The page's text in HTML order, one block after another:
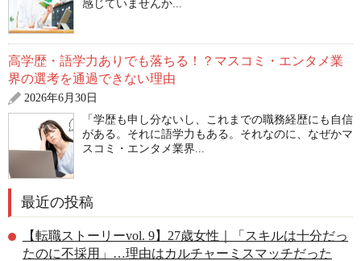
感じていませんか...
高学歴・語学力ありでも落ちる！？マスコミ・エンタメ業
界の選考を通過できない理由
2026年6月30日
「学歴も申し分ないし、これまでの職務経歴にも自信
がある。それに語学力もある。それなのに、なぜかマ
スコミ・エンタメ業界...
最近の投稿
【転職ストーリーvol. 9】27歳女性｜「スキルは十分だっ
たのに不採用」…理由はカルチャーミスマッチだった